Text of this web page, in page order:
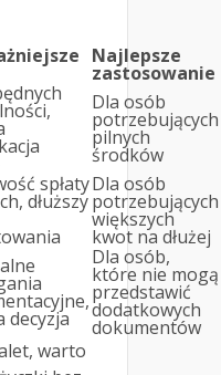
Najlepsze
zastosowanie
Dla osób
potrzebujących
pilnych
środków
spłaty
dłuższy
Dla osób
potrzebujących
większych
kwot na dłużej
decyzja
Dla osób,
które nie mogą
przedstawić
dodatkowych
dokumentów
warto